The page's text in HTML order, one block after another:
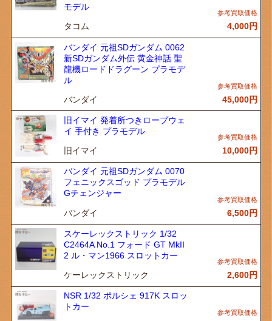
モデル
タコム 4,000円
バンダイ 元祖SDガンダム 0062
新SDガンダム外伝 黄金神話 聖
龍機ロードドラグーン プラモデ
ル
バンダイ 45,000円
旧イマイ 発着所つきロープウェ
イ 手付き プラモデル
旧イマイ 10,000円
バンダイ 元祖SDガンダム 0070
フェニックスゴッド プラモデル
Gチェンジャー
バンダイ 6,500円
スケーレックストリック 1/32
C2464A No.1 フォード GT MkII
2 ル・マン1966 スロットカー
ケーレックストリック 2,600円
NSR 1/32 ポルシェ 917K スロッ
トカー